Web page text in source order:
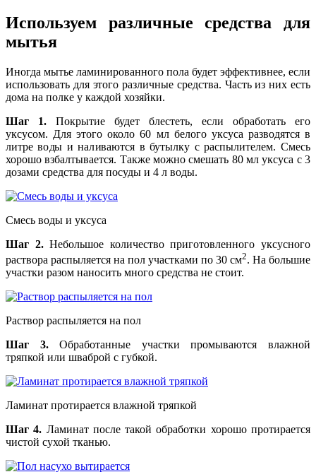
Используем различные средства для
мытья
Иногда мытье ламинированного пола будет эффективнее, если
использовать для этого различные средства. Часть из них есть
дома на полке у каждой хозяйки.
Шаг 1. Покрытие будет блестеть, если обработать его
уксусом. Для этого около 60 мл белого уксуса разводятся в
литре воды и наливаются в бутылку с распылителем. Смесь
хорошо взбалтывается. Также можно смешать 80 мл уксуса с 3
дозами средства для посуды и 4 л воды.
Смесь воды и уксуса
Шаг 2.Небольшое количество приготовленного уксусного
раствора распыляется на пол участками по 30 см2. На большие
участки разом наносить много средства не стоит.
Раствор распыляется на пол
Шаг 3.Обработанные участки промываются влажной
тряпкой или шваброй с губкой.
Ламинат протирается влажной тряпкой
Шаг 4. Ламинат после такой обработки хорошо протирается
чистой сухой тканью.